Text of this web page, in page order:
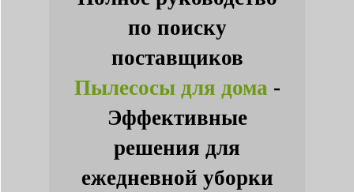
по поиску
поставщиков
Пылесосы для дома -
Эффективные
решения для
ежедневной уборки